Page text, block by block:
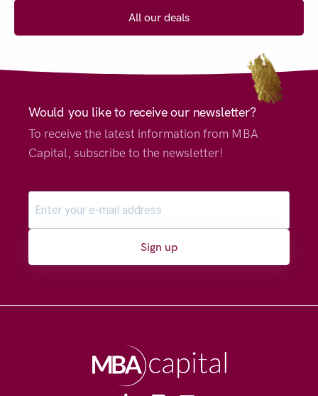
All our deals
Would you like to receive our newsletter?
To receive the latest information from MBA
Capital, subscribe to the newsletter!
Sign up